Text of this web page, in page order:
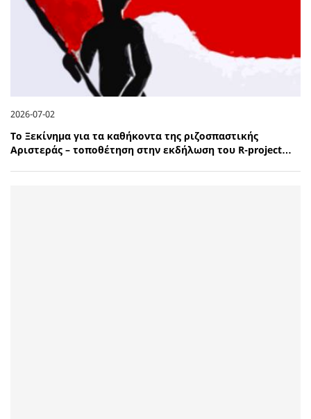
2026-07-02
Το Ξεκίνημα για τα καθήκοντα της ριζοσπαστικής
Αριστεράς – τοποθέτηση στην εκδήλωση του R-project…